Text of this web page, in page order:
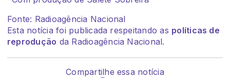
Fonte: Radioagência Nacional
Esta notícia foi publicada respeitando as políticas de
reprodução da Radioagência Nacional.
Compartilhe essa notícia